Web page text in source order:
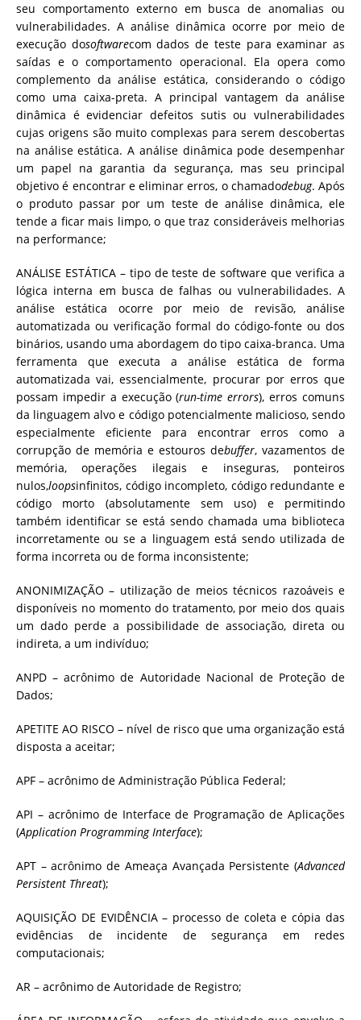
seu comportamento externo em busca de anomalias ou
vulnerabilidades. A análise dinâmica ocorre por meio de
execução dosoftwarecom dados de teste para examinar as
saídas e o comportamento operacional. Ela opera como
complemento da análise estática, considerando o código
como uma caixa-preta. A principal vantagem da análise
dinâmica é evidenciar defeitos sutis ou vulnerabilidades
cujas origens são muito complexas para serem descobertas
na análise estática. A análise dinâmica pode desempenhar
um papel na garantia da segurança, mas seu principal
objetivo é encontrar e eliminar erros, o chamadodebug. Após
o produto passar por um teste de análise dinâmica, ele
tende a ficar mais limpo, o que traz consideráveis melhorias
na performance;
ANÁLISE ESTÁTICA – tipo de teste de software que verifica a
lógica interna em busca de falhas ou vulnerabilidades. A
análise estática ocorre por meio de revisão, análise
automatizada ou verificação formal do código-fonte ou dos
binários, usando uma abordagem do tipo caixa-branca. Uma
ferramenta que executa a análise estática de forma
automatizada vai, essencialmente, procurar por erros que
possam impedir a execução (run-time errors), erros comuns
da linguagem alvo e código potencialmente malicioso, sendo
especialmente eficiente para encontrar erros como a
corrupção de memória e estouros debuffer, vazamentos de
memória, operações ilegais e inseguras, ponteiros
nulos,loopsinfinitos, código incompleto, código redundante e
código morto (absolutamente sem uso) e permitindo
também identificar se está sendo chamada uma biblioteca
incorretamente ou se a linguagem está sendo utilizada de
forma incorreta ou de forma inconsistente;
ANONIMIZAÇÃO – utilização de meios técnicos razoáveis e
disponíveis no momento do tratamento, por meio dos quais
um dado perde a possibilidade de associação, direta ou
indireta, a um indivíduo;
ANPD – acrônimo de Autoridade Nacional de Proteção de
Dados;
APETITE AO RISCO – nível de risco que uma organização está
disposta a aceitar;
APF – acrônimo de Administração Pública Federal;
API – acrônimo de Interface de Programação de Aplicações
(Application Programming Interface);
APT – acrônimo de Ameaça Avançada Persistente (Advanced
Persistent Threat);
AQUISIÇÃO DE EVIDÊNCIA – processo de coleta e cópia das
evidências de incidente de segurança em redes
computacionais;
AR – acrônimo de Autoridade de Registro;